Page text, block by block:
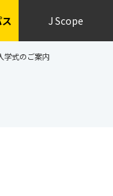
J Scope
学式のご案内